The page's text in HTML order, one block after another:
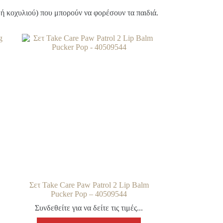
κοχυλιού) που μπορούν να φορέσουν τα παιδιά.
Σετ Take Care Paw Patrol 2 Lip Balm
Pucker Pop – 40509544
Συνδεθείτε για να δείτε τις τιμές...